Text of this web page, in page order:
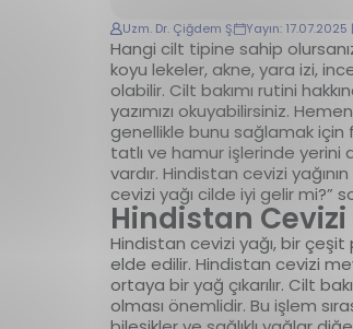
Uzm. Dr. Çiğdem Ş. Yayın:
Hangi cilt tipine sahip
koyu lekeler, akne, yara izi,
olabilir. Cilt bakımı rutini
yazımızı okuyabilirsiniz.
genellikle bunu sağlamak için
tatlı ve hamur işlerinde yerini
vardır. Hindistan cevizi
cevizi yağı cilde iyi gelir mi?”
Hindistan Cevizi
Hindistan cevizi yağı, bir
elde edilir. Hindistan cevizi
ortaya bir yağ çıkarılır. Cilt
olması önemlidir. Bu işlem